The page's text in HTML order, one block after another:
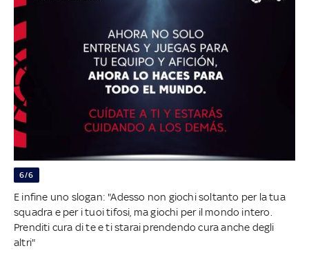
6/6
E infine uno slogan: "Adesso non giochi soltanto per la tua
squadra e per i tuoi tifosi, ma giochi per il mondo intero.
Prenditi cura di te e ti starai prendendo cura anche degli
altri"